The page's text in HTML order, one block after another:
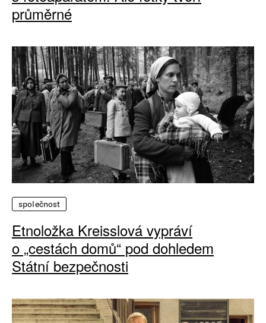
průměrné
společnost
Etnoložka Kreisslová vypráví
o „cestách domů“ pod dohledem
Státní bezpečnosti